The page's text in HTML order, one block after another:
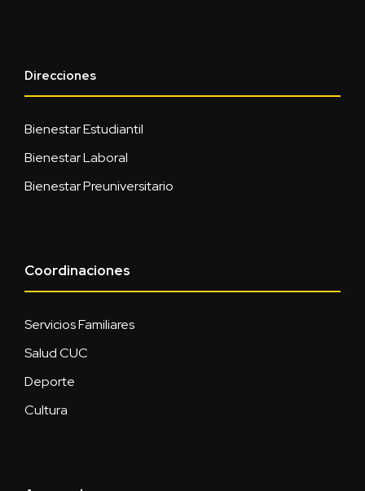
Direcciones
Bienestar Estudiantil
Bienestar Laboral
Bienestar Preuniversitario
Coordinaciones
Servicios Familiares
Salud CUC
Deporte
Cultura